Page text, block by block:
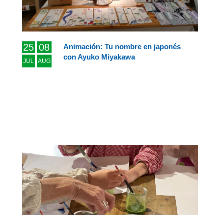
25
JUL
08
AUG
Animación: Tu nombre en japonés
con Ayuko Miyakawa